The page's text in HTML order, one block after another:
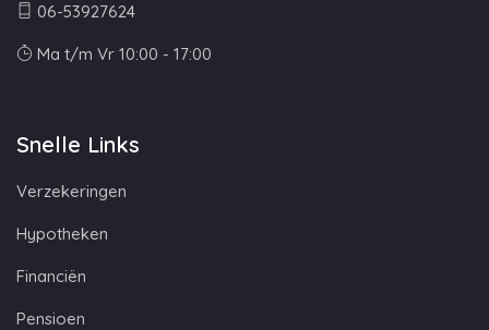
06-53927624
Ma t/m Vr 10:00 - 17:00
Snelle Links
Verzekeringen
Hypotheken
Financiën
Pensioen